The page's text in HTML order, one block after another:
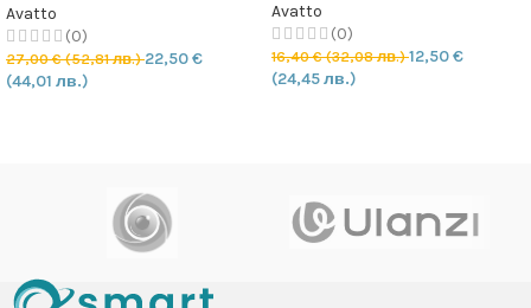
Avatto
(0)
27,00€(52,81 лв.)22,50€
(44,01 лв.)
Avatto
(0)
16,40€(32,08 лв.)12,50€
(24,45 лв.)